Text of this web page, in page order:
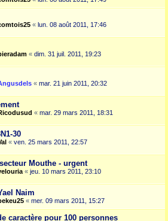
« lun. 08 août 2011, 17:46
« dim. 31 juil. 2011, 19:23
« mar. 21 juin 2011, 20:32
« mar. 29 mars 2011, 18:31
30
« ven. 25 mars 2011, 22:57
Mouthe - urgent
« jeu. 10 mars 2011, 23:10
Naim
« mer. 09 mars 2011, 15:27
caractère pour 100 personnes